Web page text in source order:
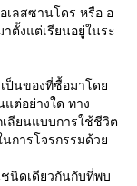
เลสซานโดร หรือ อ
ตั้งแต่เรียนอยู่ในระ
ป็นของที่ซื้อมาโดย
แต่อย่างใด ทาง
ลียนแบบการใช้ชีวิต
การโจรกรรมด้วย
นิดเดียวกันกับที่พบ